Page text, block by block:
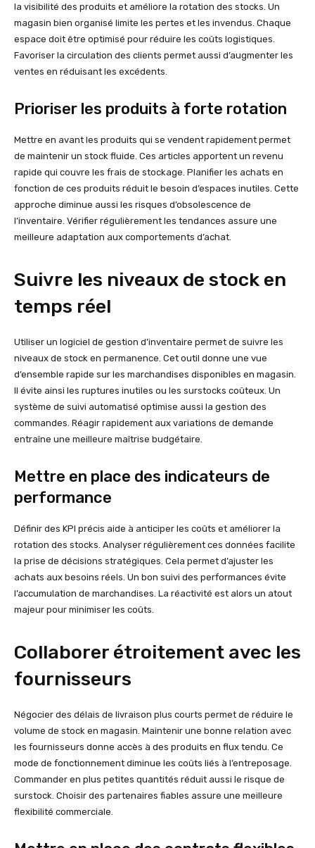
la visibilité des produits et améliore la rotation des stocks. Un
magasin bien organisé limite les pertes et les invendus. Chaque
espace doit être optimisé pour réduire les coûts logistiques.
Favoriser la circulation des clients permet aussi d’augmenter les
ventes en réduisant les excédents.
Prioriser les produits à forte rotation
Mettre en avant les produits qui se vendent rapidement permet
de maintenir un stock fluide. Ces articles apportent un revenu
rapide qui couvre les frais de stockage. Planifier les achats en
fonction de ces produits réduit le besoin d’espaces inutiles. Cette
approche diminue aussi les risques d’obsolescence de
l’inventaire. Vérifier régulièrement les tendances assure une
meilleure adaptation aux comportements d’achat.
Suivre les niveaux de stock en
temps réel
Utiliser un logiciel de gestion d’inventaire permet de suivre les
niveaux de stock en permanence. Cet outil donne une vue
d’ensemble rapide sur les marchandises disponibles en magasin.
Il évite ainsi les ruptures inutiles ou les surstocks coûteux. Un
système de suivi automatisé optimise aussi la gestion des
commandes. Réagir rapidement aux variations de demande
entraîne une meilleure maîtrise budgétaire.
Mettre en place des indicateurs de
performance
Définir des KPI précis aide à anticiper les coûts et améliorer la
rotation des stocks. Analyser régulièrement ces données facilite
la prise de décisions stratégiques. Cela permet d’ajuster les
achats aux besoins réels. Un bon suivi des performances évite
l’accumulation de marchandises. La réactivité est alors un atout
majeur pour minimiser les coûts.
Collaborer étroitement avec les
fournisseurs
Négocier des délais de livraison plus courts permet de réduire le
volume de stock en magasin. Maintenir une bonne relation avec
les fournisseurs donne accès à des produits en flux tendu. Ce
mode de fonctionnement diminue les coûts liés à l’entreposage.
Commander en plus petites quantités réduit aussi le risque de
surstock. Choisir des partenaires fiables assure une meilleure
flexibilité commerciale.